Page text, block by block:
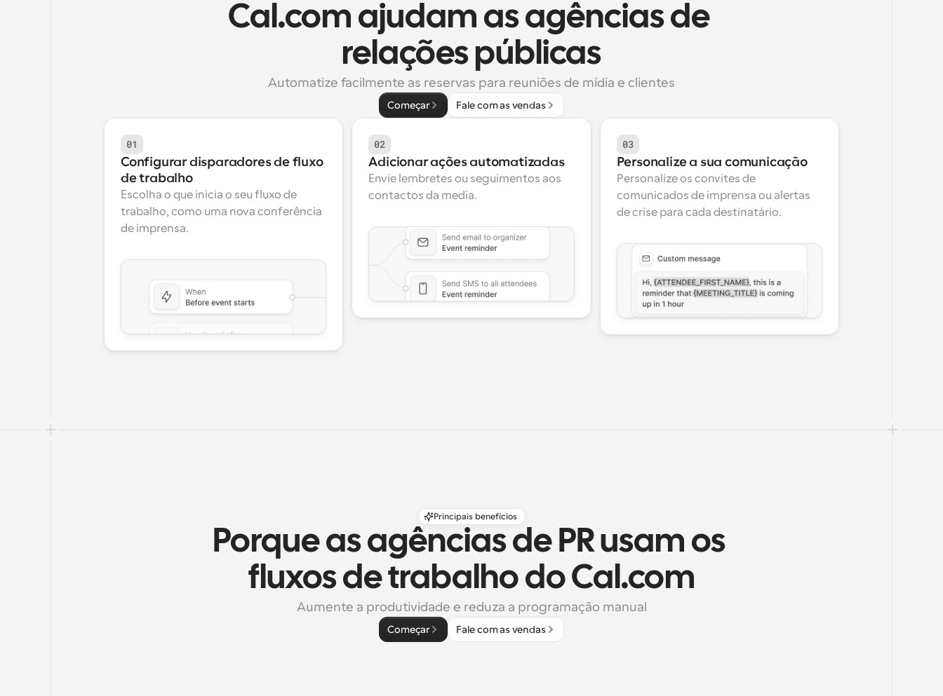
Cal.com ajudam as agências de
relações públicas
Automatize facilmente as reservas para reuniões de mídia e clientes
Começar Fale com as vendas
01
Configurar disparadores de fluxo
de trabalho
Escolha o que inicia o seu fluxo de
trabalho, como uma nova conferência
de imprensa.
02
Adicionar ações automatizadas
Envie lembretes ou seguimentos aos
contactos da media.
03
Personalize a sua comunicação
Personalize os convites de
comunicados de imprensa ou alertas
de crise para cada destinatário.
Principais benefícios
Porque as agências de PR usam os
fluxos de trabalho do Cal.com
Aumente a produtividade e reduza a programação manual
Começar Fale com as vendas